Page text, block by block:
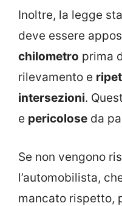
Inoltre, la legge
deve essere
chilometro prima
rilevamento e
intersezioni.
e pericolose da
Se non vengono
l’automobilista,
mancato rispetto,